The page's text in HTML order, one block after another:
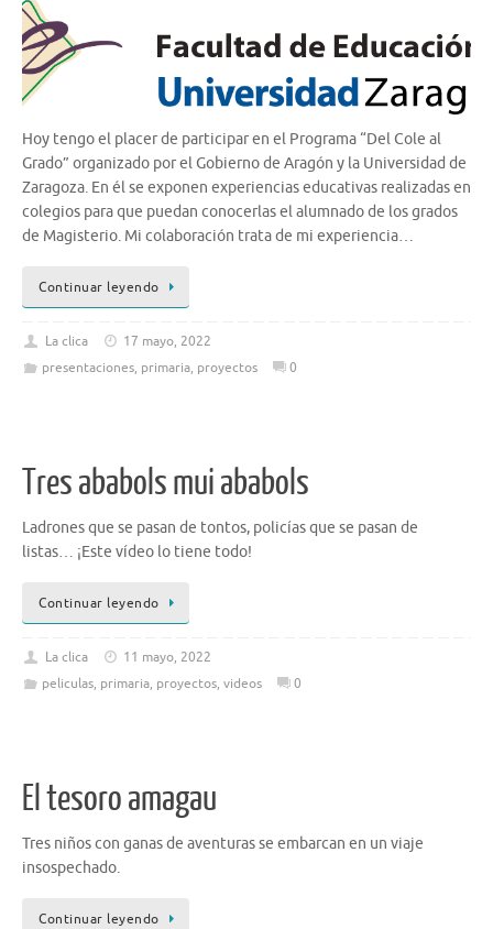
Hoy tengo el placer de participar en el Programa “Del Cole al
Grado” organizado por el Gobierno de Aragón y la Universidad de
Zaragoza. En él se exponen experiencias educativas realizadas en
colegios para que puedan conocerlas el alumnado de los grados
de Magisterio. Mi colaboración trata de mi experiencia…
Continuar leyendo
La clica
17 mayo, 2022
presentaciones, primaria, proyectos 0
Tres ababols mui ababols
Ladrones que se pasan de tontos, policías que se pasan de
listas… ¡Este vídeo lo tiene todo!
Continuar leyendo
La clica
11 mayo, 2022
peliculas, primaria, proyectos, videos 0
El tesoro amagau
Tres niños con ganas de aventuras se embarcan en un viaje
insospechado.
Continuar leyendo